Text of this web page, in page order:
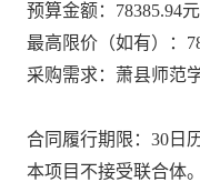
预算金额： 78385.94元
最高限价（如有）：
采购需求： 萧县师范
合同履行期限： 30 日
本项目 不接受联合体。